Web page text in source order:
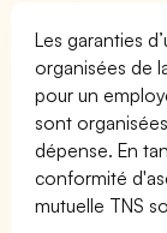
Les garanties
organisées de
pour un
sont
dépense. En
conformité
mutuelle TNS